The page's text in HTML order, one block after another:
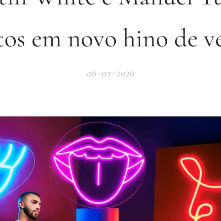
em novo hino de
06-07-2026